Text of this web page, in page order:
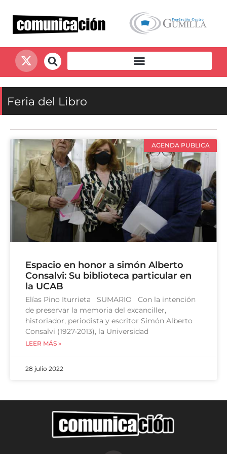
Feria del Libro
AGENDA PUBLICA
Espacio en honor a simón Alberto
Consalvi: Su biblioteca particular en
la UCAB
Elías Pino Iturrieta SUMARIO Con la intención
de preservar la memoria del excanciller,
historiador, periodista y escritor Simón Alberto
Consalvi (1927-2013), la Universidad
LEER MÁS »
28 julio 2022